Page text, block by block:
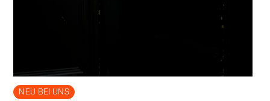
NEU BEI UNS